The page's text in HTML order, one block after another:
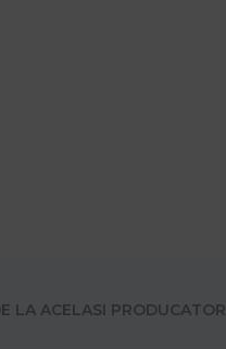
LA ACELASI PRODUCATOR